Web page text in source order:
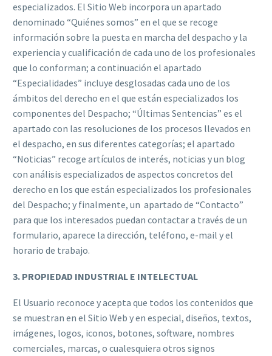
especializados. El Sitio Web incorpora un apartado
denominado “Quiénes somos” en el que se recoge
información sobre la puesta en marcha del despacho y la
experiencia y cualificación de cada uno de los profesionales
que lo conforman; a continuación el apartado
“Especialidades” incluye desglosadas cada uno de los
ámbitos del derecho en el que están especializados los
componentes del Despacho; “Últimas Sentencias” es el
apartado con las resoluciones de los procesos llevados en
el despacho, en sus diferentes categorías; el apartado
“Noticias” recoge artículos de interés, noticias y un blog
con análisis especializados de aspectos concretos del
derecho en los que están especializados los profesionales
del Despacho; y finalmente, un apartado de “Contacto”
para que los interesados puedan contactar a través de un
formulario, aparece la dirección, teléfono, e-mail y el
horario de trabajo.
3. PROPIEDAD INDUSTRIAL E INTELECTUAL
El Usuario reconoce y acepta que todos los contenidos que
se muestran en el Sitio Web y en especial, diseños, textos,
imágenes, logos, iconos, botones, software, nombres
comerciales, marcas, o cualesquiera otros signos